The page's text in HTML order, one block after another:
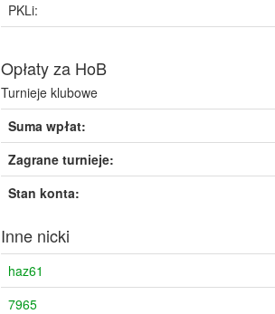
PKLi:
Opłaty za HoB
Turnieje klubowe
Suma wpłat:
Zagrane turnieje:
Stan konta:
Inne nicki
haz61
7965